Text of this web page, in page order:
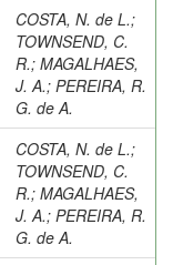
COSTA, N. de L.;
TOWNSEND, C.
R.; MAGALHAES,
J. A.; PEREIRA, R.
G. de A.
COSTA, N. de L.;
TOWNSEND, C.
R.; MAGALHAES,
J. A.; PEREIRA, R.
G. de A.